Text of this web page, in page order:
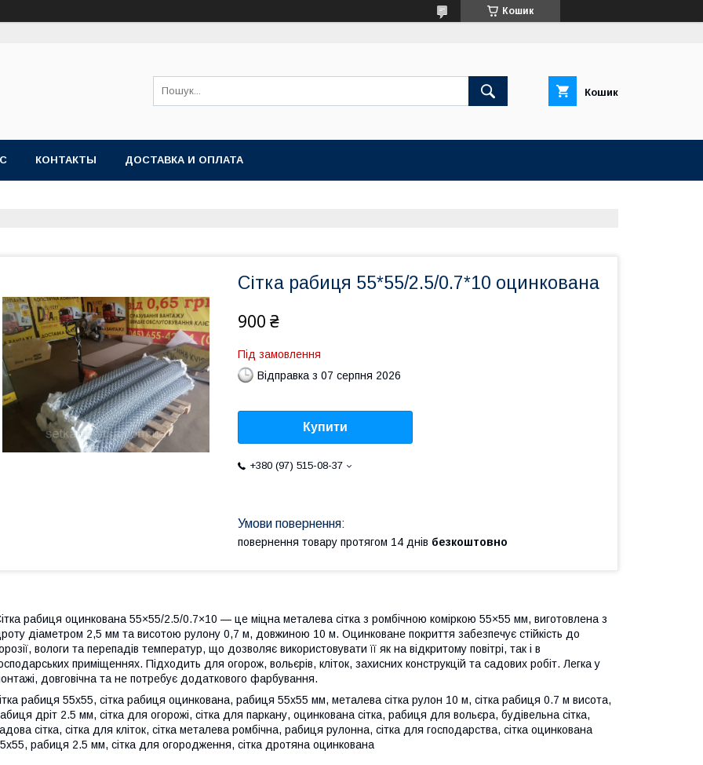
Кошик
Кошик
КОНТАКТЫ ДОСТАВКА И ОПЛАТА
Сітка рабиця 55*55/2.5/0.7*10 оцинкована
900 ₴
Під замовлення
Відправка з 07 серпня 2026
Купити
+380 (97) 515-08-37
повернення товару протягом 14 днів безкоштовно
рабиця оцинкована 55×55/2.5/0.7×10 — це міцна металева сітка з ромбічною коміркою 55×55 мм, виготовлена з
діаметром 2,5 мм та висотою рулону 0,7 м, довжиною 10 м. Оцинковане покриття забезпечує стійкість до
вологи та перепадів температур, що дозволяє використовувати її як на відкритому повітрі, так і в
приміщеннях. Підходить для огорож, вольєрів, кліток, захисних конструкцій та садових робіт. Легка у
довговічна та не потребує додаткового фарбування.
рабиця 55x55, сітка рабиця оцинкована, рабиця 55х55 мм, металева сітка рулон 10 м, сітка рабиця 0.7 м висота,
дріт 2.5 мм, сітка для огорожі, сітка для паркану, оцинкована сітка, рабиця для вольєра, будівельна сітка,
сітка, сітка для кліток, сітка металева ромбічна, рабиця рулонна, сітка для господарства, сітка оцинкована
рабиця 2.5 мм, сітка для огородження, сітка дротяна оцинкована